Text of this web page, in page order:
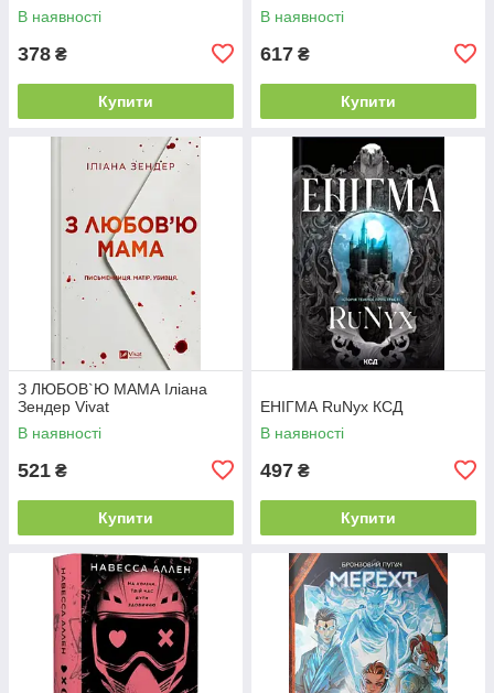
В наявності
378 ₴
Купити
В наявності
617 ₴
Купити
З ЛЮБОВ`Ю МАМА Іліана
Зендер Vivat
В наявності
521 ₴
Купити
ЕНІГМА RuNyx КСД
В наявності
497 ₴
Купити